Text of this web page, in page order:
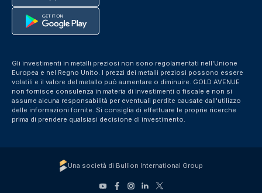
Gli investimenti in metalli preziosi non sono regolamentati nell'Unione
Europea e nel Regno Unito. I prezzi dei metalli preziosi possono essere
volatili e il valore del metallo può aumentare o diminuire. GOLD AVENUE
non fornisce consulenza in materia di investimenti o fiscale e non si
assume alcuna responsabilità per eventuali perdite causate dall'utilizzo
delle informazioni fornite. Si consiglia di effettuare le proprie ricerche
prima di prendere qualsiasi decisione di investimento.
Una società di Bullion International Group